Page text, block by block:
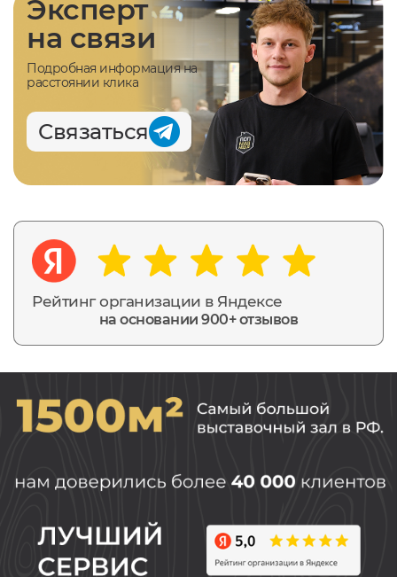
Рейтинг организации в Яндексе
на основании 900+ отзывов
Эксперт
на связи
Подробная информация на
расстоянии клика
Связаться